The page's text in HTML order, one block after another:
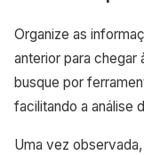
Organize as
anterior para chegar
busque por
facilitando a análise
Uma vez observada,